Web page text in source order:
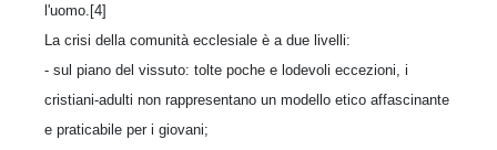
l'uomo.[4]
La crisi della comunità ecclesiale è a due livelli:
- sul piano del vissuto: tolte poche e lodevoli eccezioni, i
cristiani-adulti non rappresentano un modello etico affascinante
e praticabile per i giovani;